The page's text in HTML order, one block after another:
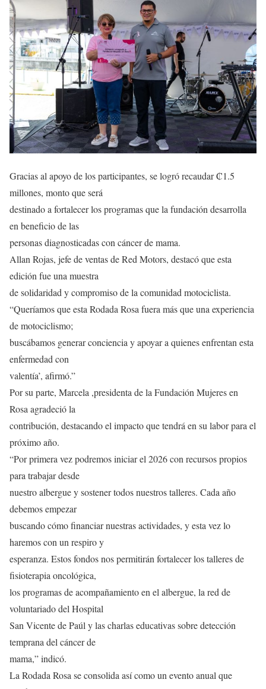
Gracias al apoyo de los participantes, se logró recaudar ₡1.5
millones, monto que será
destinado a fortalecer los programas que la fundación desarrolla
en beneficio de las
personas diagnosticadas con cáncer de mama.
Allan Rojas, jefe de ventas de Red Motors, destacó que esta
edición fue una muestra
de solidaridad y compromiso de la comunidad motociclista.
“Queríamos que esta Rodada Rosa fuera más que una experiencia
de motociclismo;
buscábamos generar conciencia y apoyar a quienes enfrentan esta
enfermedad con
valentía’, afirmó.”
Por su parte, Marcela ,presidenta de la Fundación Mujeres en
Rosa agradeció la
contribución, destacando el impacto que tendrá en su labor para el
próximo año.
“Por primera vez podremos iniciar el 2026 con recursos propios
para trabajar desde
nuestro albergue y sostener todos nuestros talleres. Cada año
debemos empezar
buscando cómo financiar nuestras actividades, y esta vez lo
haremos con un respiro y
esperanza. Estos fondos nos permitirán fortalecer los talleres de
fisioterapia oncológica,
los programas de acompañamiento en el albergue, la red de
voluntariado del Hospital
San Vicente de Paúl y las charlas educativas sobre detección
temprana del cáncer de
mama,” indicó.
La Rodada Rosa se consolida así como un evento anual que